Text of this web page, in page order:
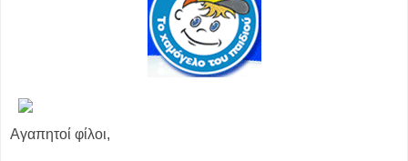
Αγαπητοί φίλοι,